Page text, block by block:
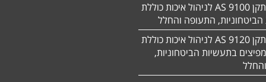
הסמכה לתקן 9100 AS לניהול איכות כוללת
התעופה והחלל
הסמכה לתקן 9120 AS לניהול איכות כוללת
בתעשיות הביטחוניות,